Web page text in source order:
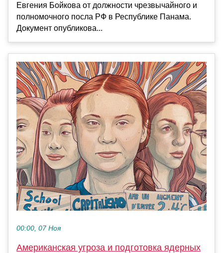
Евгения Бойкова от должности чрезвычайного и
полномочного посла РФ в Республике Панама.
Документ опубликова...
00:00, 07 Ноя
Американская угроза и подготовка ядерных